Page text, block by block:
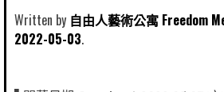
Written by 自由人藝術公寓 Freedom
2022-05-03